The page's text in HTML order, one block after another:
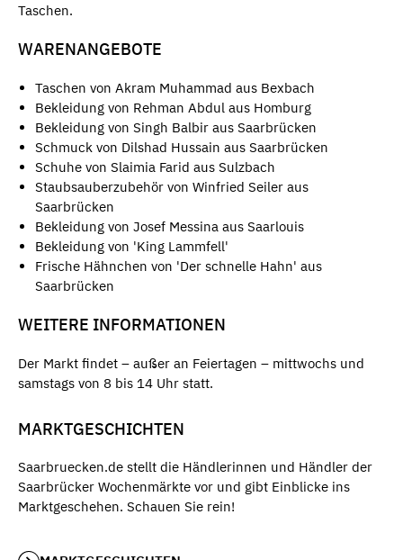
Taschen.
WARENANGEBOTE
Taschen von Akram Muhammad aus Bexbach
Bekleidung von Rehman Abdul aus Homburg
Bekleidung von Singh Balbir aus Saarbrücken
Schmuck von Dilshad Hussain aus Saarbrücken
Schuhe von Slaimia Farid aus Sulzbach
Staubsauberzubehör von Winfried Seiler aus
Saarbrücken
Bekleidung von Josef Messina aus Saarlouis
Bekleidung von 'King Lammfell'
Frische Hähnchen von 'Der schnelle Hahn' aus
Saarbrücken
WEITERE INFORMATIONEN
Der Markt findet – außer an Feiertagen – mittwochs und
samstags von 8 bis 14 Uhr statt.
MARKTGESCHICHTEN
Saarbruecken.de stellt die Händlerinnen und Händler der
Saarbrücker Wochenmärkte vor und gibt Einblicke ins
Marktgeschehen. Schauen Sie rein!